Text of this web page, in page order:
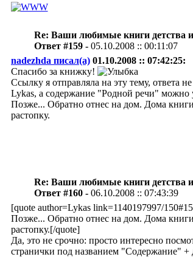
Re: Ваши любимые книги детства
Ответ #159 - 05.10.2008 :: 00:11:07
nadezhda писал(а)01.10.2008 :: 07:42:25:
Спасибо за книжку!
Ссылку я отправляла на эту тему, ответа
Lykas, а содержание "Родной речи" можно
Позже... Обратно отнес на дом. Дома
растопку.
Re: Ваши любимые книги детства
Ответ #160 - 06.10.2008 :: 07:43:39
[quote author=Lykas link=1140197997/
Позже... Обратно отнес на дом. Дома
растопку.[/quote]
Да, это не срочно: просто интересно
странички под названием "Содержание" +